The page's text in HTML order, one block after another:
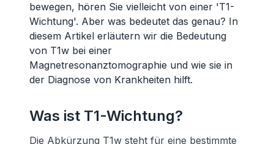
bewegen, hören Sie vielleicht von einer 'T1-
Wichtung'. Aber was bedeutet das genau? In
diesem Artikel erläutern wir die Bedeutung
von T1w bei einer
Magnetresonanztomographie und wie sie in
der Diagnose von Krankheiten hilft.
Was ist T1-Wichtung?
Die Abkürzung T1w steht für eine bestimmte